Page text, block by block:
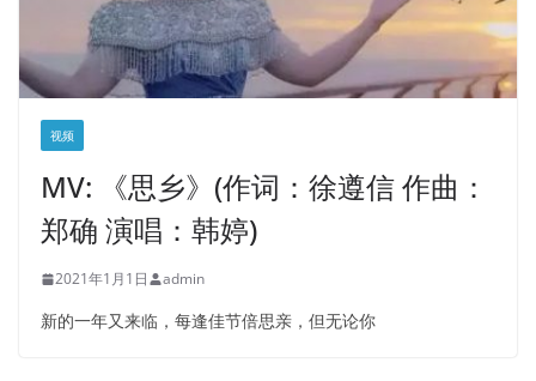
视频
MV: 《思乡》(作词：徐遵信 作曲：
郑确 演唱：韩婷)
2021年1月1日 admin
新的一年又来临，每逢佳节倍思亲，但无论你